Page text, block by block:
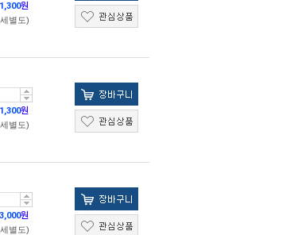
1,300원
별도)
1,300원
별도)
3,000원
별도)